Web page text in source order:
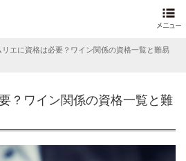
リエに資格は必要？ワイン関係の資格一覧と難易
？ワイン関係の資格一覧と難